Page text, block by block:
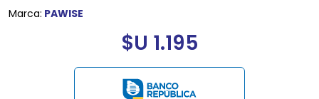
Marca: PAWISE
$U 1.195